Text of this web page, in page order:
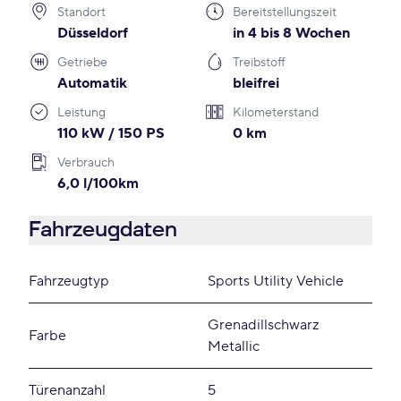
Standort
Düsseldorf
Bereitstellungszeit
in 4 bis 8 Wochen
Getriebe
Automatik
Treibstoff
bleifrei
Leistung
110 kW / 150 PS
Kilometerstand
0 km
Verbrauch
6,0 l/100km
Fahrzeugdaten
Fahrzeugtyp Sports Utility Vehicle
Farbe
Grenadillschwarz
Metallic
Türenanzahl 5